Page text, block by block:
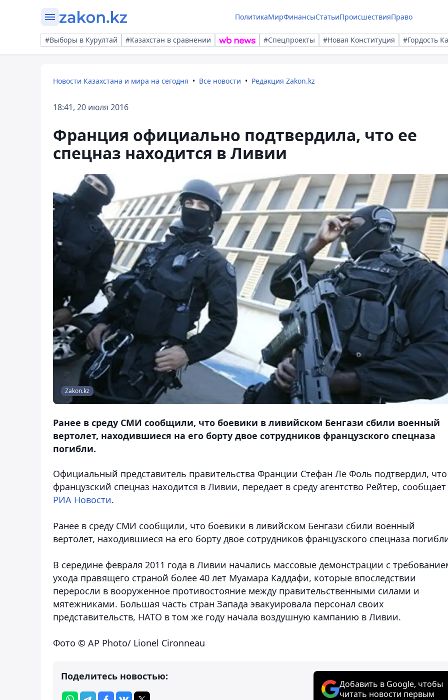
ПолитикаМирФинансыСтатьиПроисшествияПраво
#Выборы в Курултай #Казахстан в сравнении #Спецпроекты #Новая Конституция #Гордость
Новости Казахстана и мира на сегодня Все новости Редакция Zakon.kz
18:41, 20 июля 2016
Франция официально подтвердила, что ее
спецназ находится в Ливии
Zakon.kz
Ранее в среду СМИ сообщили, что боевики в ливийском Бенгази сбили военный
вертолет, находившиеся на его борту двое сотрудников французского спецназа
погибли.
Официальный представитель правительства Франции Стефан Ле Фоль подтвердил, что
французский спецназ находится в Ливии, передает в среду агентство Рейтер, сообщает
РИА Новости.
Ранее в среду СМИ сообщили, что боевики в ливийском Бенгази сбили военный
вертолет, находившиеся на его борту двое сотрудников французского спецназа
В середине февраля 2011 года в Ливии начались массовые демонстрации с
ухода правящего страной более 40 лет Муамара Каддафи, которые впоследствии
переросли в вооруженное противостояние между правительственными силами и
мятежниками. Большая часть стран Запада эвакуировала персонал своих
представительств, НАТО в том же году начала воздушную кампанию в Ливии.
Фото © AP Photo/ Lionel Cironneau
Поделитесь новостью:
Добавить в Google, чтобы
читать новости первым